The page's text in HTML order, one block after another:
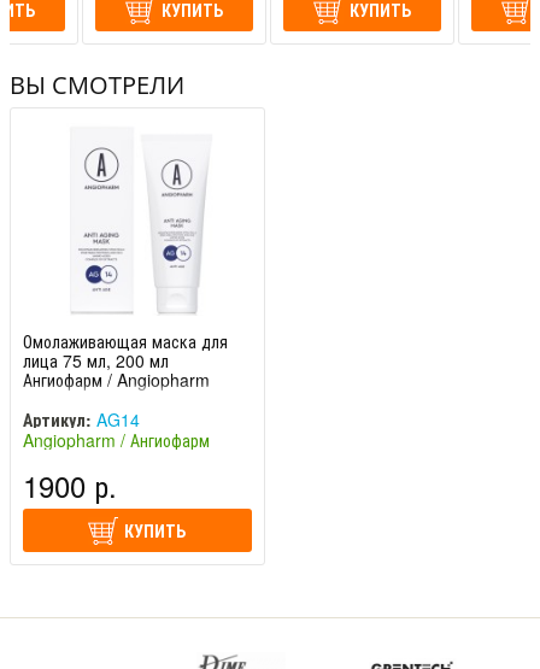
КУПИТЬ КУПИТЬ
ВЫ СМОТРЕЛИ
Омолаживающая маска для
лица 75 мл, 200 мл
Ангиофарм / Angiopharm
Артикул: AG14
Angiopharm / Ангиофарм
1900 р.
КУПИТЬ